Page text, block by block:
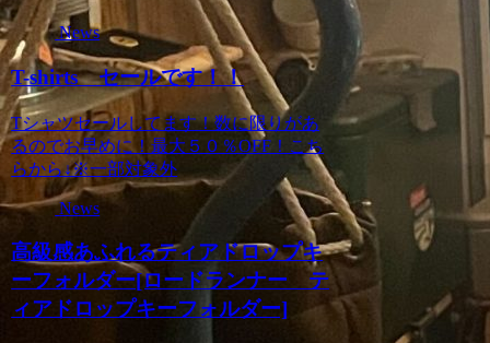
News
T-shirts セールです！！
Tシャツセールしてます！数に限りがあ
るのでお早めに！最大５０％OFF！こち
らから↓※一部対象外
News
高級感あふれるティアドロップキ
ーフォルダー[ロードランナー テ
ィアドロップキーフォルダー]